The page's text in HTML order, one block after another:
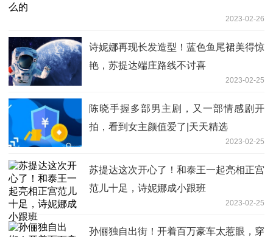
2023-02-26
诗妮娜再现长发造型！蓝色鱼尾裙美得惊
艳，苏提达端庄路线不讨喜
2023-02-25
陈晓手握多部男主剧，又一部情感剧开
拍，看到女主颜值爱了|天天精选
2023-02-25
苏提达这次开心了！和泰王一起亮相正宫
范儿十足，诗妮娜成小跟班
2023-02-25
孙俪独自出街！开着百万豪车太惹眼，穿